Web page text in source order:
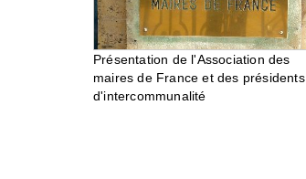
Présentation de l'Association des
maires de France et des présidents
d'intercommunalité